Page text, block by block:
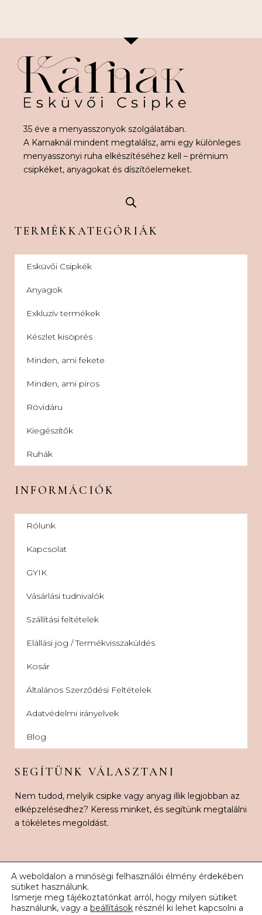
35 éve a menyasszonyok szolgálatában.
A Karnaknál mindent megtalálsz, ami egy különleges
menyasszonyi ruha elkészítéséhez kell – prémium
csipkéket, anyagokat és díszítőelemeket.
TERMÉKKATEGÓRIÁK
Esküvői Csipkék
Anyagok
Exkluzív termékek
Készlet kisöprés
Minden, ami fekete
Minden, ami piros
Rövidáru
Kiegészítők
Ruhák
INFORMÁCIÓK
Rólunk
Kapcsolat
GYIK
Vásárlási tudnivalók
Szállítási feltételek
Elállási jog / Termékvisszaküldés
Kosár
Általános Szerződési Feltételek
Adatvédelmi irányelvek
Blog
SEGÍTÜNK VÁLASZTANI
Nem tudod, melyik csipke vagy anyag illik legjobban az
elképzelésedhez? Keress minket, és segítünk megtalálni
a tökéletes megoldást.
© 2026 Karnak Esküvői Csipke. Minden jog fenntartva.
A weboldalon a minőségi felhasználói élmény érdekében
sütiket használunk.
Ismerje meg tájékoztatónkat arról, hogy milyen sütiket
használunk, vagy a beállítások résznél ki lehet kapcsolni a